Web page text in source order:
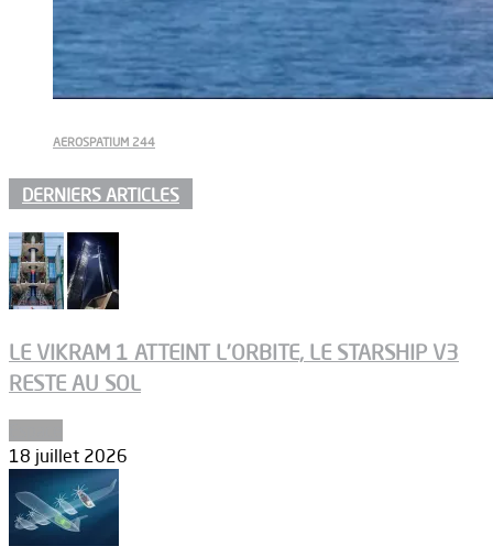
AEROSPATIUM 244
DERNIERS ARTICLES
LE VIKRAM 1 ATTEINT L’ORBITE, LE STARSHIP V3
RESTE AU SOL
18 juillet 2026